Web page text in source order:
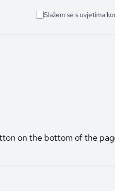
Slažem se s uvjetima
on the bottom of the